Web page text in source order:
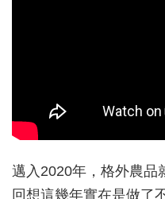
邁入2020年，格外農品
回想這幾年實在是做了